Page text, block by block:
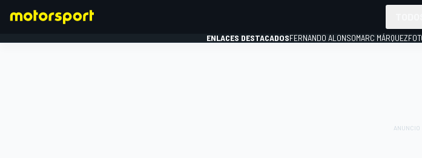
ENLACES DESTACADOSFERNANDO ALONSOMARC MÁRQUEZ